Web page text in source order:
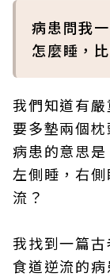
病患問我
怎麼睡，
我們知道有嚴
要多墊兩個
病患的意思
左側睡，右
流？
我找到一篇
食道逆流的